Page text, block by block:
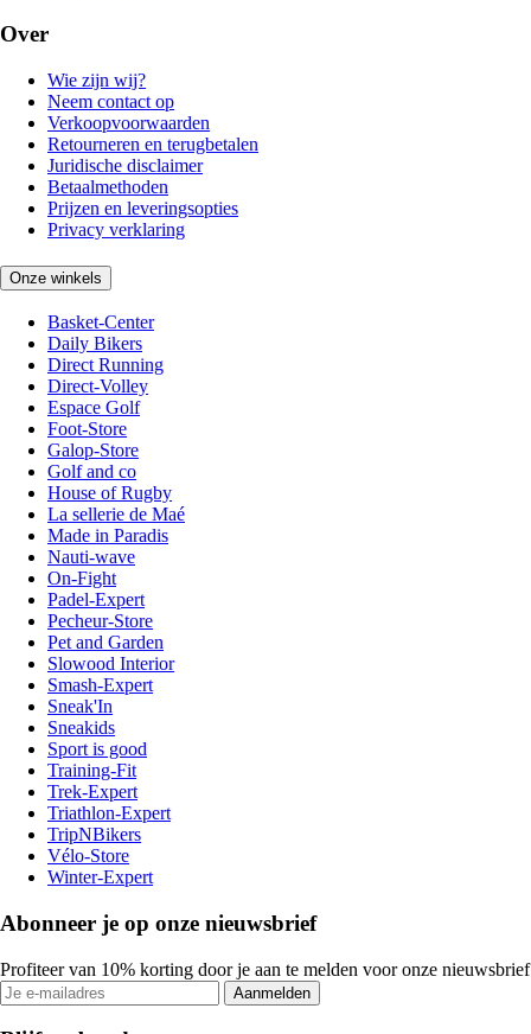
Over
Wie zijn wij?
Neem contact op
Verkoopvoorwaarden
Retourneren en terugbetalen
Juridische disclaimer
Betaalmethoden
Prijzen en leveringsopties
Privacy verklaring
Onze winkels
Basket-Center
Daily Bikers
Direct Running
Direct-Volley
Espace Golf
Foot-Store
Galop-Store
Golf and co
House of Rugby
La sellerie de Maé
Made in Paradis
Nauti-wave
On-Fight
Padel-Expert
Pecheur-Store
Pet and Garden
Slowood Interior
Smash-Expert
Sneak'In
Sneakids
Sport is good
Training-Fit
Trek-Expert
Triathlon-Expert
TripNBikers
Vélo-Store
Winter-Expert
Abonneer je op onze nieuwsbrief
Profiteer van 10% korting door je aan te melden voor onze nieuwsbrief
Aanmelden